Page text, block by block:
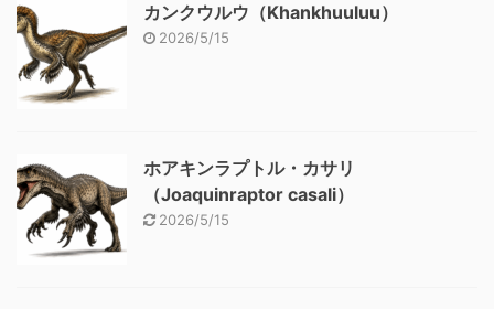
カンクウルウ（Khankhuuluu）
2026/5/15
ホアキンラプトル・カサリ
（Joaquinraptor casali）
2026/5/15